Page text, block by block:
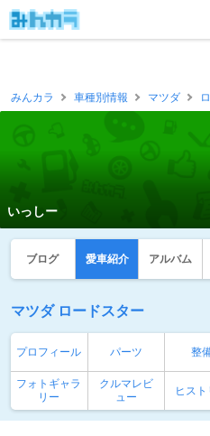
みんカラ 車種別情報 マツダ
いっしー
ブログ 愛車紹介 アルバム
マツダ ロードスター
プロフィール パーツ 整
フォトギャラ
リー
クルマレビ
ュー
ヒスト